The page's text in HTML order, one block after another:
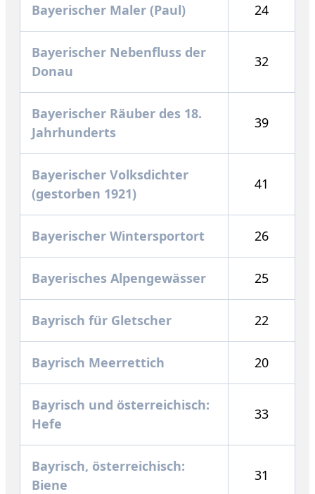
Bayerischer Maler (Paul) 24
Bayerischer Nebenfluss der
Donau
32
Bayerischer Räuber des 18.
Jahrhunderts
39
Bayerischer Volksdichter
(gestorben 1921)
41
Bayerischer Wintersportort 26
Bayerisches Alpengewässer 25
Bayrisch für Gletscher 22
Bayrisch Meerrettich 20
Bayrisch und österreichisch:
Hefe
33
Bayrisch, österreichisch:
Biene
31